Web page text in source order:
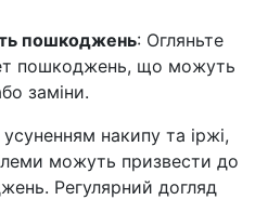
пошкоджень: Огляньте
пошкоджень, що можуть
заміни.
накипу та іржі,
можуть призвести до
Регулярний догляд